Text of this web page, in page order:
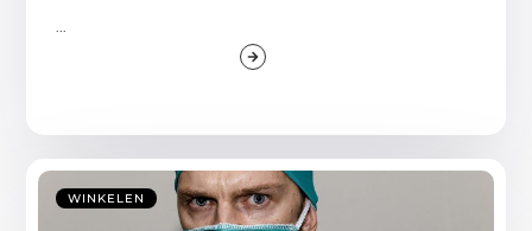
...
WINKELEN